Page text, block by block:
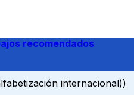
recomendados
internacional))